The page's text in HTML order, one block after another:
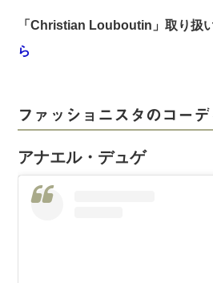
「Christian Louboutin」取り扱
ら
ファッショニスタのコー
アナエル・デュゲ